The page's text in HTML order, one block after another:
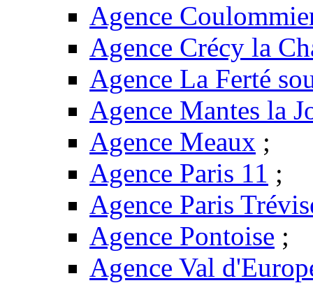
Agence
Agence Crécy la
Agence La Ferté
Agence Mantes la
Agence Meaux ;
Agence Paris 11 ;
Agence Paris
Agence Pontoise ;
Agence Val